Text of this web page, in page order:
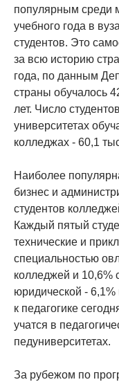
популярным среди
учебного года в
студентов. Это
за всю историю
года, по данным
страны обучалось
лет. Число
университетах
колледжах - 60,1
Наиболее
бизнес и
студентов
Каждый пятый
технические и
специальностью
колледжей и 10,6%
юридической - 6,1%
к педагогике
учатся в
педуниверситетах.
За рубежом по